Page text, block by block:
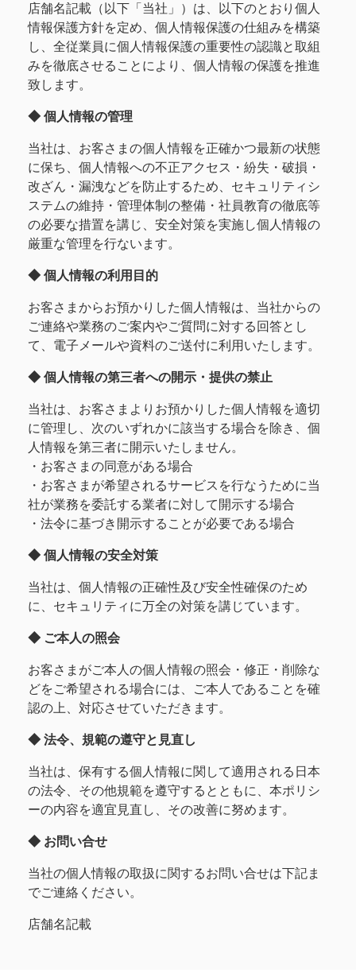
店舗名記載（以下「当社」）は、以下のとおり個人
情報保護方針を定め、個人情報保護の仕組みを構築
し、全従業員に個人情報保護の重要性の認識と取組
みを徹底させることにより、個人情報の保護を推進
致します。
◆ 個人情報の管理
当社は、お客さまの個人情報を正確かつ最新の状態
に保ち、個人情報への不正アクセス・紛失・破損・
改ざん・漏洩などを防止するため、セキュリティシ
ステムの維持・管理体制の整備・社員教育の徹底等
の必要な措置を講じ、安全対策を実施し個人情報の
厳重な管理を行ないます。
◆ 個人情報の利用目的
お客さまからお預かりした個人情報は、当社からの
ご連絡や業務のご案内やご質問に対する回答とし
て、電子メールや資料のご送付に利用いたします。
◆ 個人情報の第三者への開示・提供の禁止
当社は、お客さまよりお預かりした個人情報を適切
に管理し、次のいずれかに該当する場合を除き、個
人情報を第三者に開示いたしません。
・お客さまの同意がある場合
・お客さまが希望されるサービスを行なうために当
社が業務を委託する業者に対して開示する場合
・法令に基づき開示することが必要である場合
◆ 個人情報の安全対策
当社は、個人情報の正確性及び安全性確保のため
に、セキュリティに万全の対策を講じています。
◆ ご本人の照会
お客さまがご本人の個人情報の照会・修正・削除な
どをご希望される場合には、ご本人であることを確
認の上、対応させていただきます。
◆ 法令、規範の遵守と見直し
当社は、保有する個人情報に関して適用される日本
の法令、その他規範を遵守するとともに、本ポリシ
ーの内容を適宜見直し、その改善に努めます。
◆ お問い合せ
当社の個人情報の取扱に関するお問い合せは下記ま
でご連絡ください。
店舗名記載